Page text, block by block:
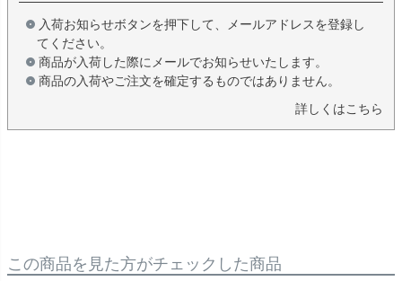
入荷お知らせボタンを押下して、メールアドレスを登録し
てください。
商品が入荷した際にメールでお知らせいたします。
商品の入荷やご注文を確定するものではありません。
詳しくはこちら
この商品を見た方がチェックした商品